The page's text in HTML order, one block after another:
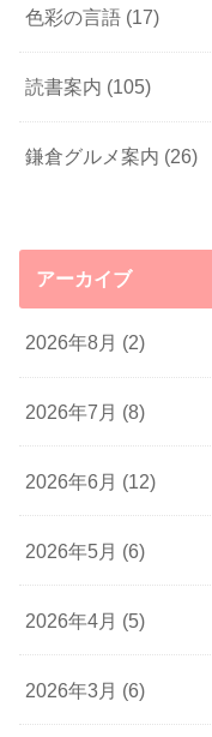
色彩の言語 (17)
読書案内 (105)
鎌倉グルメ案内 (26)
アーカイブ
2026年8月 (2)
2026年7月 (8)
2026年6月 (12)
2026年5月 (6)
2026年4月 (5)
2026年3月 (6)